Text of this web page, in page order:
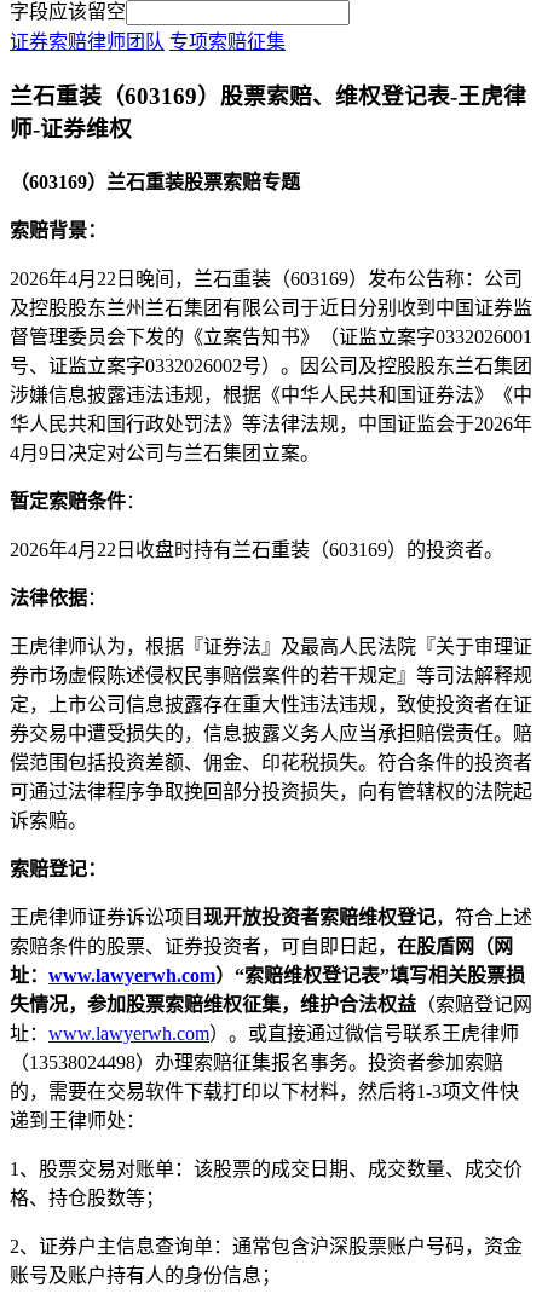
字段应该留空
证券索赔律师团队 专项索赔征集
兰石重装（603169）股票索赔、维权登记表-王虎律
师-证券维权
（603169）兰石重装股票索赔专题
索赔背景：
2026年4月22日晚间，兰石重装（603169）发布公告称：公司
及控股股东兰州兰石集团有限公司于近日分别收到中国证券监
督管理委员会下发的《立案告知书》（证监立案字0332026001
号、证监立案字0332026002号）。因公司及控股股东兰石集团
涉嫌信息披露违法违规，根据《中华人民共和国证券法》《中
华人民共和国行政处罚法》等法律法规，中国证监会于2026年
4月9日决定对公司与兰石集团立案。
暂定索赔条件：
2026年4月22日收盘时持有兰石重装（603169）的投资者。
法律依据：
王虎律师认为，根据『证券法』及最高人民法院『关于审理证
券市场虚假陈述侵权民事赔偿案件的若干规定』等司法解释规
定，上市公司信息披露存在重大性违法违规，致使投资者在证
券交易中遭受损失的，信息披露义务人应当承担赔偿责任。赔
偿范围包括投资差额、佣金、印花税损失。符合条件的投资者
可通过法律程序争取挽回部分投资损失，向有管辖权的法院起
诉索赔。
索赔登记：
王虎律师证券诉讼项目现开放投资者索赔维权登记，符合上述
索赔条件的股票、证券投资者，可自即日起， 在股盾网（网
址： www.lawyerwh.com）“索赔维权登记表”填写相关股票损
失情况，参加股票索赔维权征集，维护合法权益 （索赔登记网
址： www.lawyerwh.com）。或直接通过微信号联系王虎律师
（13538024498）办理索赔征集报名事务。投资者参加索赔
的，需要在交易软件下载打印以下材料，然后将1-3项文件快
递到王律师处：
1、股票交易对账单：该股票的成交日期、成交数量、成交价
格、持仓股数等；
2、证券户主信息查询单：通常包含沪深股票账户号码，资金
账号及账户持有人的身份信息；